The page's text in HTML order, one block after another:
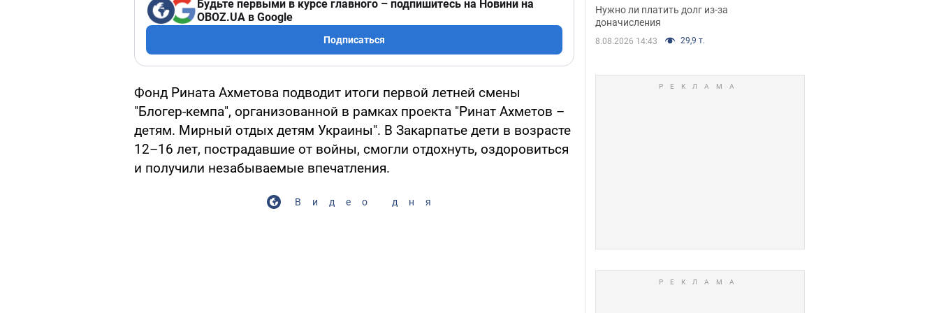
Будьте первыми в курсе главного – подпишитесь на Новини на
OBOZ.UA в Google
Подписаться
Фонд Рината Ахметова подводит итоги первой летней смены
"Блогер-кемпа", организованной в рамках проекта "Ринат Ахметов –
детям. Мирный отдых детям Украины". В Закарпатье дети в возрасте
12–16 лет, пострадавшие от войны, смогли отдохнуть, оздоровиться
и получили незабываемые впечатления.
Видео дня
судья вынес
неожиданное решение
Нужно ли платить долг из-за
доначисления
8.08.2026 14:43 29,9 т.